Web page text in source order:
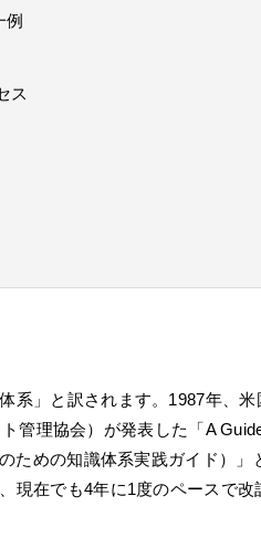
例
ス
系」と訳されます。1987年、
管理協会）が発表した「A
ための知識体系実践ガイド）」
在でも4年に1度のペースで改